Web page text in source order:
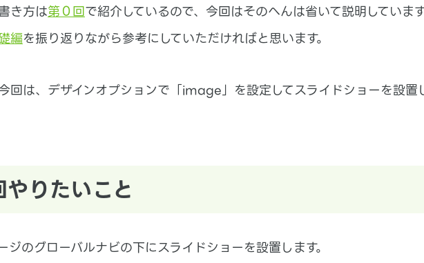
き方は第０回で紹介しているので、今回はそのへんは省いて説明しています
編を振り返りながら参考にしていただければと思います。
回は、デザインオプションで「image」を設定してスライドショーを設置
やりたいこと
ジのグローバルナビの下にスライドショーを設置します。